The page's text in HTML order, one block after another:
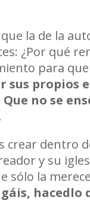
la de la
¿Por qué
para
sus propios
no se
crear dentro
y su
sólo la
hacedlo